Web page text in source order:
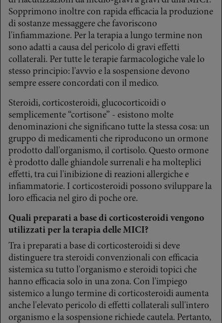
Sopprimono inoltre con rapida efficacia la produzione
di sostanze messaggere che favoriscono
l'infiammazione. Per la terapia a lungo termine non
sono adatti a causa del pericolo di gravi effetti
collaterali. Per tutte le terapie farmacologiche vale lo
stesso principio: l'avvio e la sospensione devono
sempre essere concordati con il medico.
Steroidi, corticosteroidi, glucocorticoidi o
semplicemente “cortisone” - esistono molte
denominazioni che significano tutte la stessa cosa: un
gruppo di medicamenti che riproducono un ormone
prodotto dall'organismo, il cortisolo. Questo ormone
è prodotto dalle ghiandole surrenali e ha molteplici
effetti, tra cui l'inibizione di reazioni allergiche e
infiammatorie. I corticosteroidi possono sviluppare la
loro efficacia nel giro di poche ore.
Quali preparati a base di corticosteroidi vengono
utilizzati per la terapia delle MICI?
Tra i preparati a base di corticosteroidi si deve
distinguere tra steroidi convenzionali con efficacia
sistemica su tutto l'organismo e steroidi topici che
hanno efficacia solo in una zona. Con l'impiego
sistemico a lungo termine di corticosteroidi aumenta
anche l'elevato pericolo di effetti collaterali sull'intero
organismo e la sospensione richiede cautela. Pertanto,